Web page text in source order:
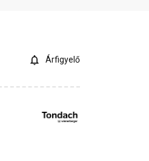
Árfigyelő